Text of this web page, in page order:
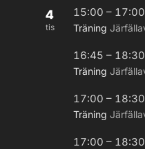
4
tis
15:00 – 17:00
Träning
16:45 – 18:30
Träning
17:00 – 18:30
Träning
17:00 – 18:30